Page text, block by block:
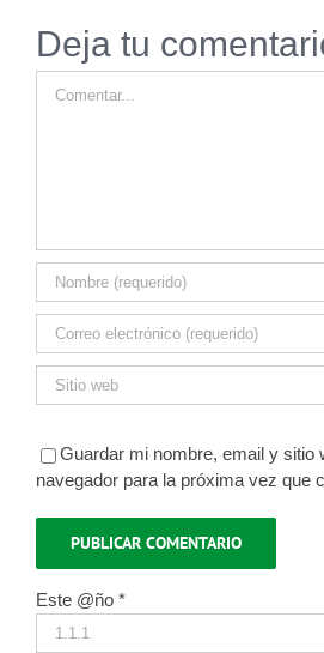
Deja tu
Guardar mi nombre, email y sitio
navegador para la próxima vez que
Este @ño *